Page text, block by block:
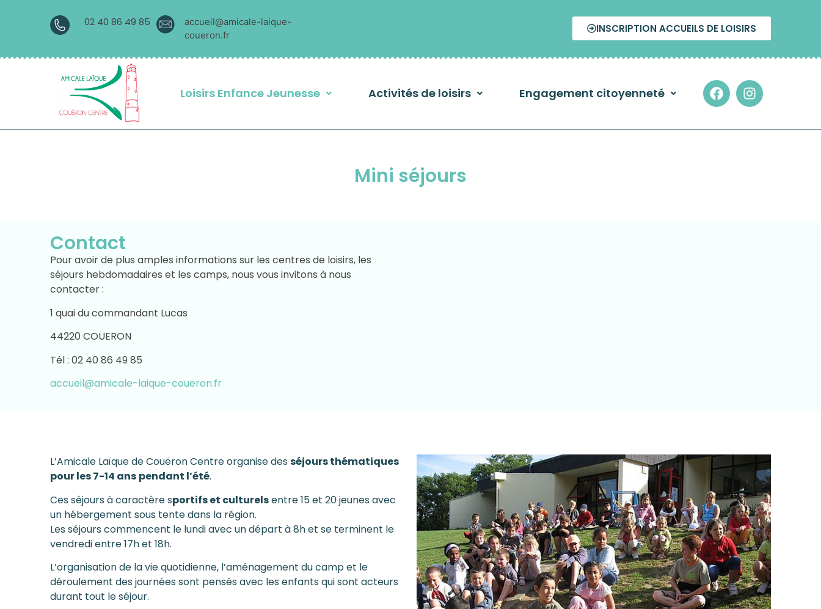
02 40 86 49 85
accueil@amicale-laique-
coueron.fr
INSCRIPTION ACCUEILS DE LOISIRS
Loisirs Enfance Jeunesse Activités de loisirs Engagement citoyenneté
Mini séjours
Contact
Pour avoir de plus amples informations sur les centres de loisirs, les
séjours hebdomadaires et les camps, nous vous invitons à nous
contacter :
1 quai du commandant Lucas
44220 COUERON
Tél : 02 40 86 49 85
accueil@amicale-laique-coueron.fr
L’Amicale Laïque de Couëron Centre organise des séjours thématiques
pour les 7-14 ans pendant l’été.
Ces séjours à caractère sportifs et culturelsentre 15 et 20 jeunes avec
un hébergement sous tente dans la région.
Les séjours commencent le lundi avec un départ à 8h et se terminent le
vendredi entre 17h et 18h.
L’organisation de la vie quotidienne, l’aménagement du camp et le
déroulement des journées sont pensés avec les enfants qui sont acteurs
durant tout le séjour.